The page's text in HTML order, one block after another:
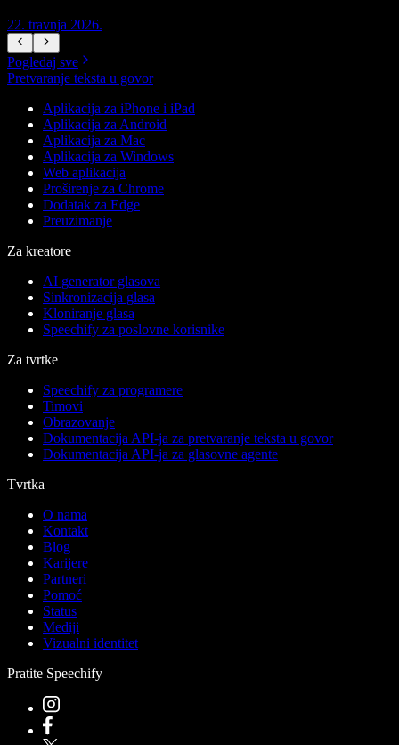
22. travnja 2026.
Pogledaj sve
Pretvaranje teksta u govor
Aplikacija za iPhone i iPad
Aplikacija za Android
Aplikacija za Mac
Aplikacija za Windows
Web aplikacija
Proširenje za Chrome
Dodatak za Edge
Preuzimanje
Za kreatore
AI generator glasova
Sinkronizacija glasa
Kloniranje glasa
Speechify za poslovne korisnike
Za tvrtke
Speechify za programere
Timovi
Obrazovanje
Dokumentacija API-ja za pretvaranje teksta u govor
Dokumentacija API-ja za glasovne agente
Tvrtka
O nama
Kontakt
Blog
Karijere
Partneri
Pomoć
Status
Mediji
Vizualni identitet
Pratite Speechify